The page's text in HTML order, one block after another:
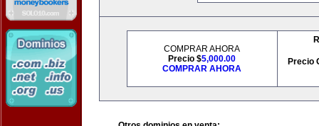
COMPRAR AHORA
Precio $5,000.00
COMPRAR AHORA
Precio